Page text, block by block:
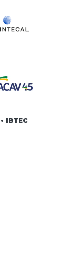
IBTEC